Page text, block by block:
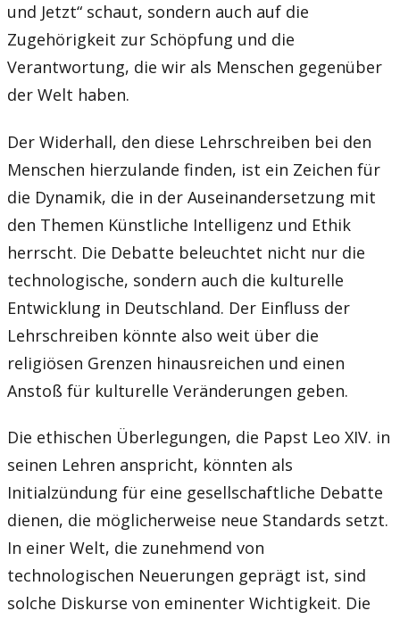
und Jetzt“ schaut, sondern auch auf die
Zugehörigkeit zur Schöpfung und die
Verantwortung, die wir als Menschen gegenüber
der Welt haben.
Der Widerhall, den diese Lehrschreiben bei den
Menschen hierzulande finden, ist ein Zeichen für
die Dynamik, die in der Auseinandersetzung mit
den Themen Künstliche Intelligenz und Ethik
herrscht. Die Debatte beleuchtet nicht nur die
technologische, sondern auch die kulturelle
Entwicklung in Deutschland. Der Einfluss der
Lehrschreiben könnte also weit über die
religiösen Grenzen hinausreichen und einen
Anstoß für kulturelle Veränderungen geben.
Die ethischen Überlegungen, die Papst Leo XIV. in
seinen Lehren anspricht, könnten als
Initialzündung für eine gesellschaftliche Debatte
dienen, die möglicherweise neue Standards setzt.
In einer Welt, die zunehmend von
technologischen Neuerungen geprägt ist, sind
solche Diskurse von eminenter Wichtigkeit. Die